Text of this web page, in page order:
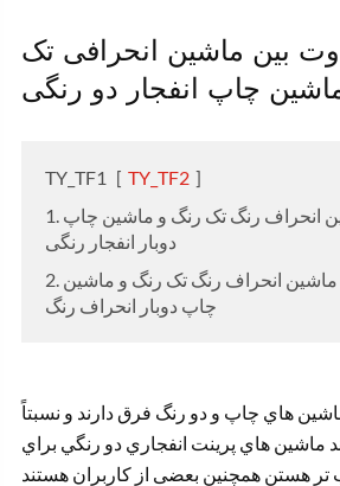
بین ماشین انحرافی تک
چاپ انفجار دو رنگی
TY_TF1 [ TY_TF2 ]
1. مشابهی بین ماشین انحراف رنگ تک رنگ و ماشین چاپ
دوبار انفجار رنگی
2. تفاوت های بین ماشین انحراف رنگ تک رنگ و ماشین
چاپ دوبار انحراف رنگ
هاي چاپ و دو رنگ فرق دارند و نسبتاً
هاي پرينت انفجاري دو رنگي براي
هستن همچنین بعضی از کاربران هستند